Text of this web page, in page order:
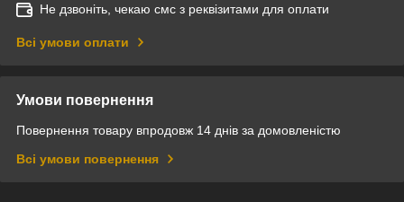
Не дзвоніть, чекаю смс з реквізитами для оплати
Всі умови оплати
Умови повернення
Повернення товару впродовж 14 днів за домовленістю
Всі умови повернення